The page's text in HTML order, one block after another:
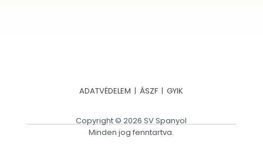
ADATVÉDELEM | ÁSZF |GYIK
Copyright © 2026 SV Spanyol
Minden jog fenntartva.